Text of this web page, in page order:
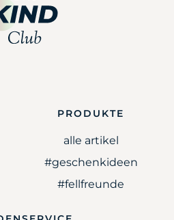
PRODUKTE
alle artikel
#geschenkideen
#fellfreunde